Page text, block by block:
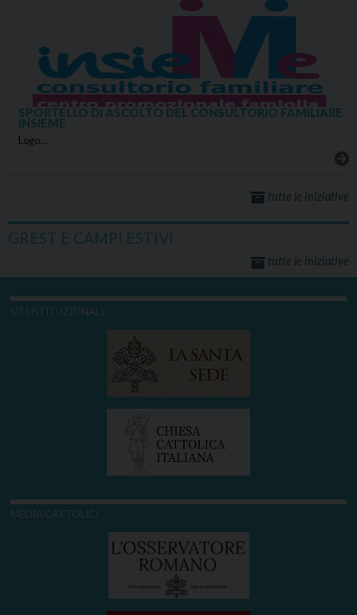
SPORTELLO DI ASCOLTO DEL CONSULTORIO FAMILIARE
INSIEME
Logo…
tutte le iniziative
GREST E CAMPI ESTIVI
tutte le iniziative
SITI ISTITUZIONALI
MEDIA CATTOLICI